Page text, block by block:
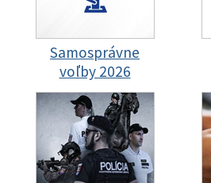
Samosprávne
voľby 2026